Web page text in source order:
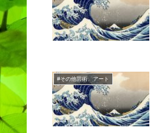
#その他芸術、アート